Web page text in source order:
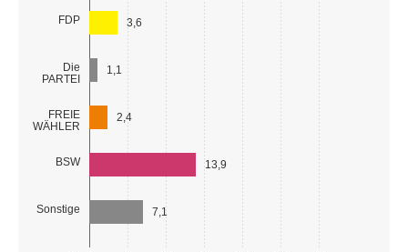
FDP
Die
PARTEI
FREIE
WÄHLER
BSW
Sonstige
3,6
1,1
2,4
13,9
7,1